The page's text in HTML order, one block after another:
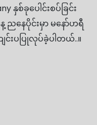
နှစ်ခုပေါင်းစပ်ခြင်း
နေပိုင်းမှာ မနော်ဟရီ
င်းပပြုလုပ်ခဲ့ပါတယ်..။